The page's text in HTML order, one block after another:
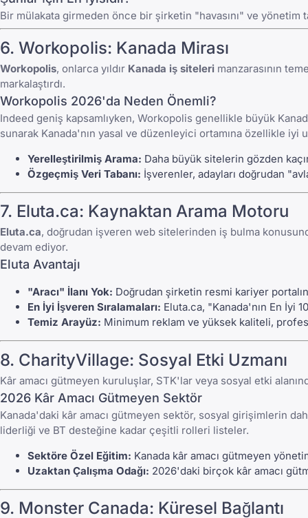
Bir mülakata girmeden önce bir şirketin "havasını" ve yönetim
6. Workopolis: Kanada Mirası
Workopolis, onlarca yıldır Kanada iş siteleri manzarasının
markalaştırdı.
Workopolis 2026'da Neden Önemli?
Indeed geniş kapsamlıyken, Workopolis genellikle büyük
sunarak Kanada'nın yasal ve düzenleyici ortamına özellikle iyi
Yerelleştirilmiş Arama: Daha büyük sitelerin gözden
Özgeçmiş Veri Tabanı: İşverenler, adayları doğrudan
7. Eluta.ca: Kaynaktan Arama Motoru
Eluta.ca, doğrudan işveren web sitelerinden iş bulma
devam ediyor.
Eluta Avantajı
"Aracı" İlanı Yok: Doğrudan şirketin resmi kariyer
En İyi İşveren Sıralamaları: Eluta.ca, "Kanada'nın En İyi
Temiz Arayüz: Minimum reklam ve yüksek kaliteli,
8. CharityVillage: Sosyal Etki Uzmanı
Kâr amacı gütmeyen kuruluşlar, STK'lar veya sosyal etki
2026 Kâr Amacı Gütmeyen Sektör
Kanada'daki kâr amacı gütmeyen sektör, sosyal girişimlerin
liderliği ve BT desteğine kadar çeşitli rolleri listeler.
Sektöre Özel Eğitim: Kanada kâr amacı gütmeyen
Uzaktan Çalışma Odağı: 2026'daki birçok kâr amacı
9. Monster Canada: Küresel Bağlantı